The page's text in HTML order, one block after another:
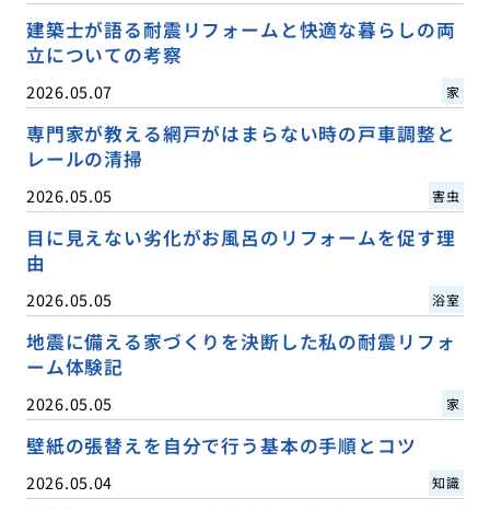
建築士が語る耐震リフォームと快適な暮らしの両
立についての考察
2026.05.07 家
専門家が教える網戸がはまらない時の戸車調整と
レールの清掃
2026.05.05 害虫
目に見えない劣化がお風呂のリフォームを促す理
由
2026.05.05 浴室
地震に備える家づくりを決断した私の耐震リフォ
ーム体験記
2026.05.05 家
壁紙の張替えを自分で行う基本の手順とコツ
2026.05.04 知識